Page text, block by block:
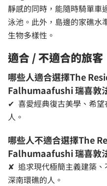
靜感的同時，能隨時騎單車
泳池。此外，島邊的家礁水
生物多樣性。
適合 / 不適合的旅客
哪些人適合選擇The
Falhumaafushi 瑞喜敦
✔ 喜愛經典復古美學、希
人。
哪些人不適合選擇The
Falhumaafushi 瑞喜敦
✘ 追求現代極簡主義建築
深南環礁的人。